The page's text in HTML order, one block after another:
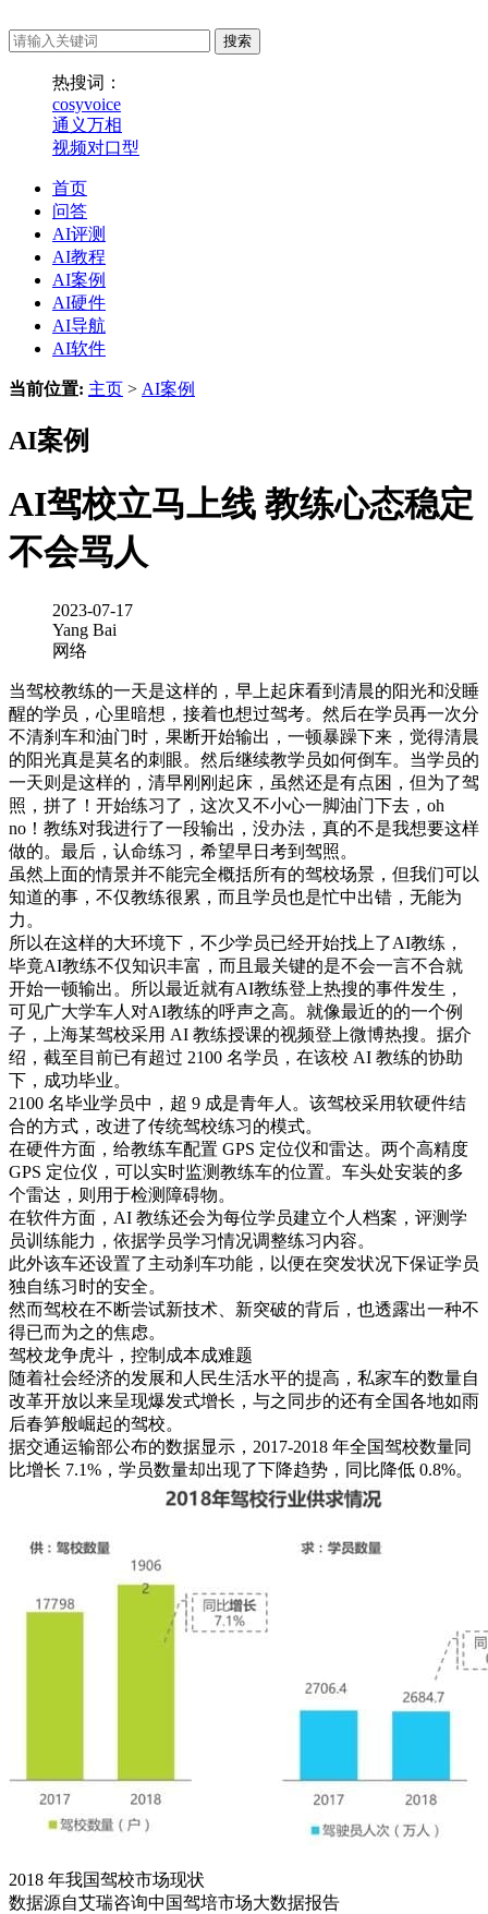
热搜词：
cosyvoice
通义万相
视频对口型
首页
问答
AI评测
AI教程
AI案例
AI硬件
AI导航
AI软件
当前位置: 主页 > AI案例
AI案例
AI驾校立马上线 教练心态稳定
不会骂人
2023-07-17
Yang Bai
网络
当驾校教练的一天是这样的，早上起床看到清晨的阳光和没睡
醒的学员，心里暗想，接着也想过驾考。然后在学员再一次分
不清刹车和油门时，果断开始输出，一顿暴躁下来，觉得清晨
的阳光真是莫名的刺眼。然后继续教学员如何倒车。当学员的
一天则是这样的，清早刚刚起床，虽然还是有点困，但为了驾
照，拼了！开始练习了，这次又不小心一脚油门下去，oh
no！教练对我进行了一段输出，没办法，真的不是我想要这样
做的。最后，认命练习，希望早日考到驾照。
虽然上面的情景并不能完全概括所有的驾校场景，但我们可以
知道的事，不仅教练很累，而且学员也是忙中出错，无能为
力。
所以在这样的大环境下，不少学员已经开始找上了AI教练，
毕竟AI教练不仅知识丰富，而且最关键的是不会一言不合就
开始一顿输出。所以最近就有AI教练登上热搜的事件发生，
可见广大学车人对AI教练的呼声之高。就像最近的的一个例
子，上海某驾校采用 AI 教练授课的视频登上微博热搜。据介
绍，截至目前已有超过 2100 名学员，在该校 AI 教练的协助
下，成功毕业。
2100 名毕业学员中，超 9 成是青年人。该驾校采用软硬件结
合的方式，改进了传统驾校练习的模式。
在硬件方面，给教练车配置 GPS 定位仪和雷达。两个高精度
GPS 定位仪，可以实时监测教练车的位置。车头处安装的多
个雷达，则用于检测障碍物。
在软件方面，AI 教练还会为每位学员建立个人档案，评测学
员训练能力，依据学员学习情况调整练习内容。
此外该车还设置了主动刹车功能，以便在突发状况下保证学员
独自练习时的安全。
然而驾校在不断尝试新技术、新突破的背后，也透露出一种不
得已而为之的焦虑。
驾校龙争虎斗，控制成本成难题
随着社会经济的发展和人民生活水平的提高，私家车的数量自
改革开放以来呈现爆发式增长，与之同步的还有全国各地如雨
后春笋般崛起的驾校。
据交通运输部公布的数据显示，2017-2018 年全国驾校数量同
比增长 7.1%，学员数量却出现了下降趋势，同比降低 0.8%。
2018 年我国驾校市场现状
数据源自艾瑞咨询中国驾培市场大数据报告